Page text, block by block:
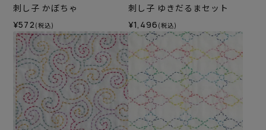
刺し子 かぼちゃ
¥572 (税込)
刺し子 ゆきだるまセット
¥1,496 (税込)